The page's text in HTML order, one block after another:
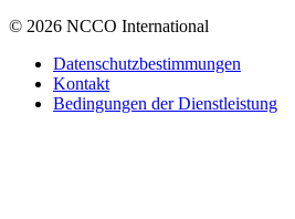
© 2026 NCCO International
Datenschutzbestimmungen
Kontakt
Bedingungen der Dienstleistung